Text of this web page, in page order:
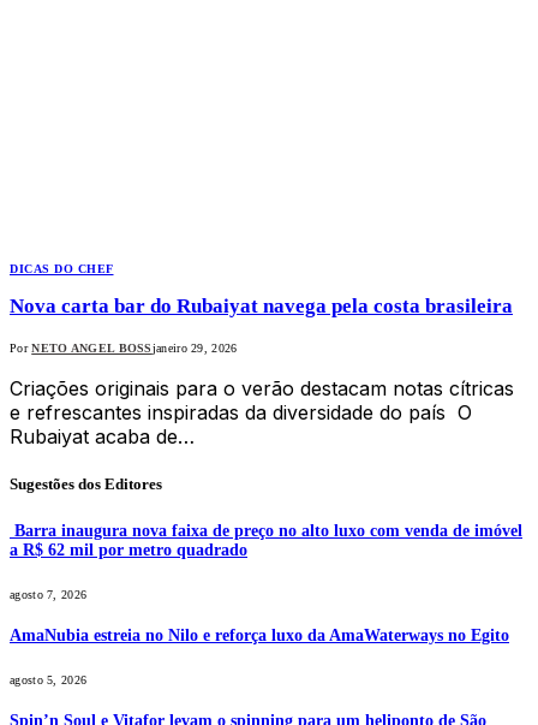
DICAS DO CHEF
Nova carta bar do Rubaiyat navega pela costa brasileira
Por NETO ANGEL BOSSjaneiro 29, 2026
Criações originais para o verão destacam notas cítricas
e refrescantes inspiradas da diversidade do país O
Rubaiyat acaba de…
Sugestões dos Editores
Barra inaugura nova faixa de preço no alto luxo com venda de imóvel
a R$ 62 mil por metro quadrado
agosto 7, 2026
AmaNubia estreia no Nilo e reforça luxo da AmaWaterways no Egito
agosto 5, 2026
Spin’n Soul e Vitafor levam o spinning para um heliponto de São